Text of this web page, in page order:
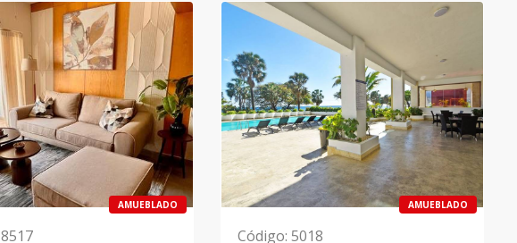
AMUEBLADO
8517
AMUEBLADO
Código: 5018